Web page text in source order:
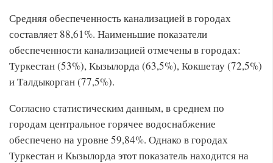
Средняя обеспеченность канализацией в городах
составляет 88,61%. Наименьшие показатели
обеспеченности канализацией отмечены в городах:
Туркестан (53%), Кызылорда (63,5%), Кокшетау (72,5%)
и Талдыкорган (77,5%).
Согласно статистическим данным, в среднем по
городам центральное горячее водоснабжение
обеспечено на уровне 59,84%. Однако в городах
Туркестан и Кызылорда этот показатель находится на